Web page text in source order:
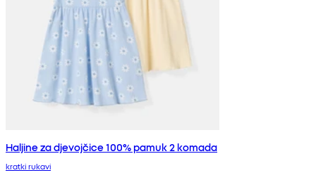
Haljine za djevojčice 100% pamuk 2 komada
kratki rukavi